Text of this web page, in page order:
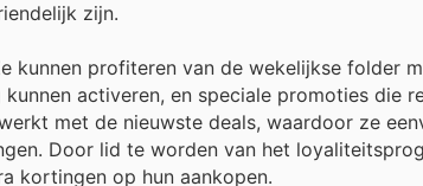
zijn.
kunnen profiteren van de wekelijkse folder
activeren, en speciale promoties die
met de nieuwste deals, waardoor ze
Door lid te worden van het
kortingen op hun aankopen.